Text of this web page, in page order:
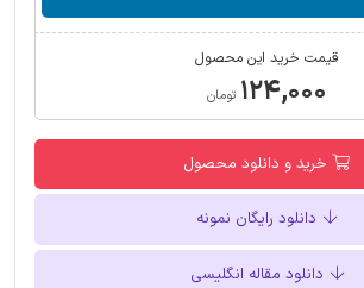
قیمت خرید این محصول
۱۲۴,۰۰۰ تومان
خرید و دانلود محصول
دانلود رایگان نمونه
دانلود مقاله انگلیسی